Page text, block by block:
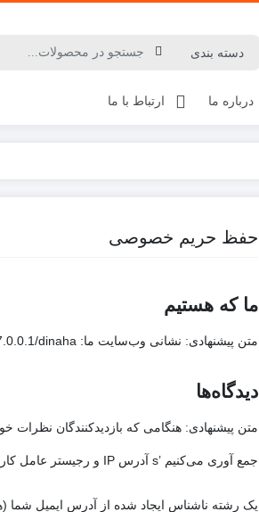
درباره ما ارتباط با ما
حفظ حریم خصوصی
ما که هستیم
متن پیشنهادی: نشانی وب‌سایت ما: http://127.0.0.1/dinaha.
دیدگاه‌ها
متن پیشنهادی:هنگامی که بازدیدکنندگان نظرات
جمع آوری می‌کنیم ’s آدرس IP و رجیستر عامل کاربر مرورگر برای کمک به تشخیص هرزنامه.